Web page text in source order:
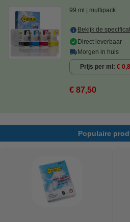
99 ml multipack
Bekijk de
Direct leverbaar
Morgen in huis
Prijs per ml €
€ 87,50
Populaire